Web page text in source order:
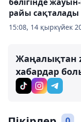
15:08, 14 қыркүйек
райы сақталады
Жаңалықтан
хабардар